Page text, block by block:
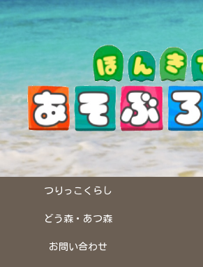
つりっこくらし
どう森・あつ森
お問い合わせ